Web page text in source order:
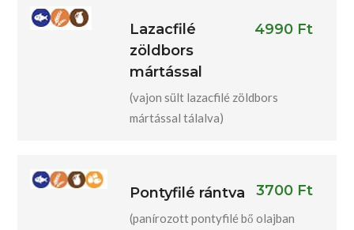
Lazacfilé
zöldbors
mártással
4990 Ft
(vajon sült lazacfilé zöldbors
mártással tálalva)
Pontyfilé rántva 3700 Ft
(panírozott pontyfilé bő olajban